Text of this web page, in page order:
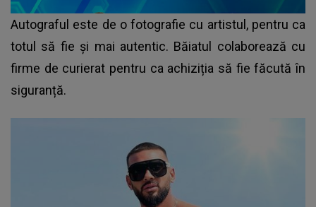
Autograful este de o fotografie cu artistul, pentru ca
totul să fie și mai autentic. Băiatul colaborează cu
firme de curierat pentru ca achiziția să fie făcută în
siguranță.